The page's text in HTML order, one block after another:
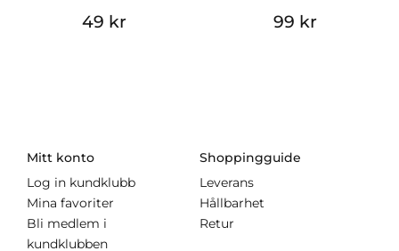
49 kr 99 kr
Mitt konto
Log in kundklubb
Mina favoriter
Bli medlem i
kundklubben
Shoppingguide
Leverans
Hållbarhet
Retur